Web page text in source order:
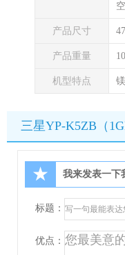
产品尺寸
产品重量
机型特点
三星YP-K5ZB（
★ 我来发表一下
标题：
优点：